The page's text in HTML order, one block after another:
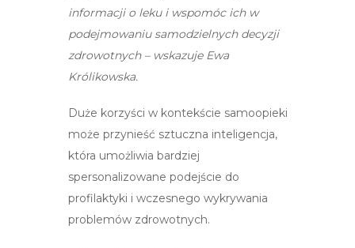
informacji o leku i wspomóc ich w
podejmowaniu samodzielnych decyzji
zdrowotnych – wskazuje Ewa
Królikowska.
Duże korzyści w kontekście samoopieki
może przynieść sztuczna inteligencja,
która umożliwia bardziej
spersonalizowane podejście do
profilaktyki i wczesnego wykrywania
problemów zdrowotnych.